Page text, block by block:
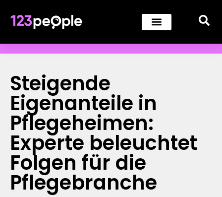
Steigende
Eigenanteile in
Pflegeheimen:
Experte beleuchtet
Folgen für die
Pflegebranche